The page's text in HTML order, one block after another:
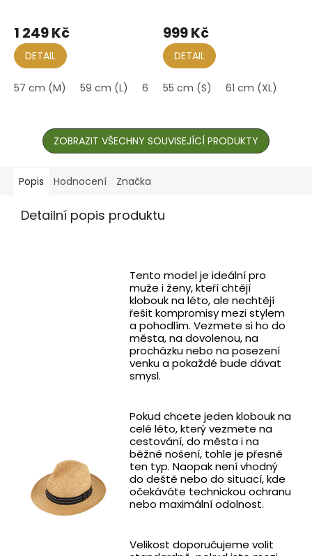
1 249 Kč
DETAIL
57 cm (M) 59 cm (L) 61 cm (XL)
hodnocení
produktu
je
5,0
5
999 Kč
DETAIL
55 cm (S) 61 cm (XL)
ZOBRAZIT VŠECHNY SOUVISEJÍCÍ PRODUKTY
Popis Hodnocení Značka
Detailní popis produktu
Tento model je ideální pro
muže i ženy, kteří chtějí
klobouk na léto, ale nechtějí
řešit kompromisy mezi stylem
a pohodlím. Vezmete si ho do
města, na dovolenou, na
procházku nebo na posezení
venku a pokaždé bude dávat
smysl.
Pokud chcete jeden klobouk na
celé léto, který vezmete na
cestování, do města i na
běžné nošení, tohle je přesně
ten typ. Naopak není vhodný
do deště nebo do situací, kde
očekáváte technickou ochranu
nebo maximální odolnost.
Velikost doporučujeme volit